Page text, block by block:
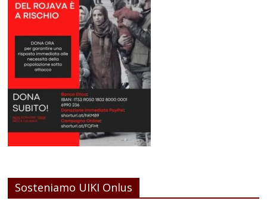
Sosteniamo UIKI Onlus